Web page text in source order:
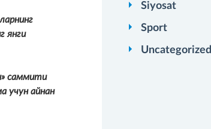
янги
саммити
учун айнан
Siyosat
Sport
Uncategorized